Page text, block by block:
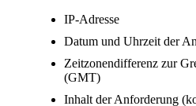
IP-Adresse
Datum und Uhrzeit der
Zeitzonendifferenz zur
(GMT)
Inhalt der Anforderung